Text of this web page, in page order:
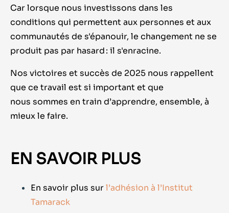
Car lorsque nous investissons dans les
conditions qui permettent aux personnes et aux
communautés de s'épanouir, le changement ne se
produit pas par hasard : il s'enracine.
Nos victoires et succès de 2025 nous rappellent
que ce travail est si important et que
nous sommes en train d’apprendre, ensemble, à
mieux le faire.
EN SAVOIR PLUS
En savoir plus surl’adhésion à l’Institut
Tamarack